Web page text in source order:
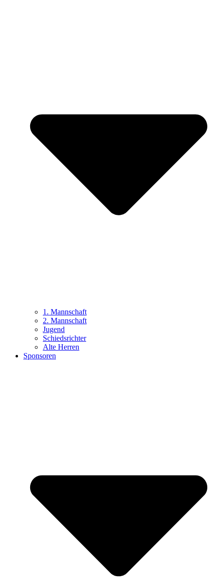
1. Mannschaft
2. Mannschaft
Jugend
Schiedsrichter
Alte Herren
Sponsoren